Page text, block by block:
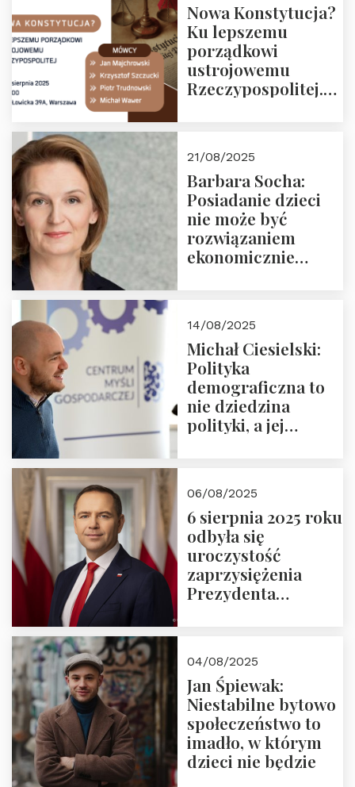
Nowa Konstytucja?
Ku lepszemu
porządkowi
ustrojowemu
Rzeczypospolitej.
Nowego
Ćwierćwiecza”
21/08/2025
Barbara Socha:
Posiadanie dzieci
nie może być
rozwiązaniem
ekonomicznie
14/08/2025
Michał Ciesielski:
Polityka
demograficzna to
nie dziedzina
polityki, a jej
06/08/2025
6 sierpnia 2025 roku
odbyła się
uroczystość
zaprzysiężenia
Prezydenta
Nawrockiego
04/08/2025
Jan Śpiewak:
Niestabilne bytowo
społeczeństwo to
imadło, w którym
dzieci nie będzie